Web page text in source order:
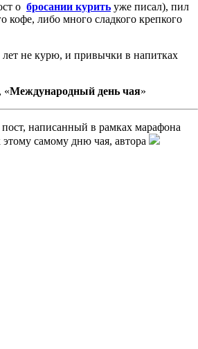
о бросании курить уже писал), пил
кофе, либо много сладкого крепкого
не курю, и привычки в напитках
«Международный день чая»
пост, написанный в рамках марафона
этому самому дню чая, автора